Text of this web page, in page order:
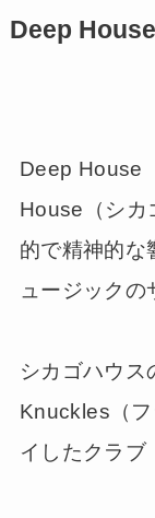
Deep
Deep House
House（シカ
的で精神的な
ュージックの
シカゴハウ
Knuckles（
イしたクラブ